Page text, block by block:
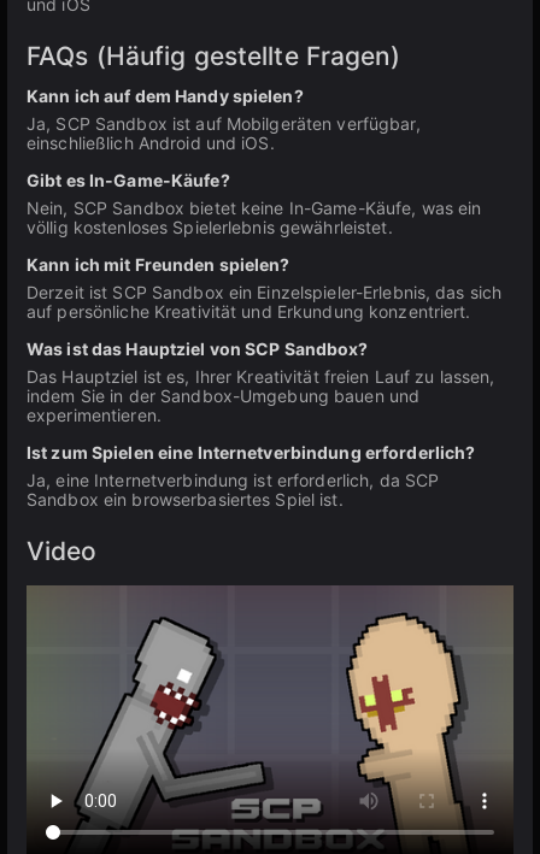
und iOS
FAQs (Häufig gestellte Fragen)
Kann ich auf dem Handy spielen?
Ja, SCP Sandbox ist auf Mobilgeräten verfügbar,
einschließlich Android und iOS.
Gibt es In-Game-Käufe?
Nein, SCP Sandbox bietet keine In-Game-Käufe, was ein
völlig kostenloses Spielerlebnis gewährleistet.
Kann ich mit Freunden spielen?
Derzeit ist SCP Sandbox ein Einzelspieler-Erlebnis, das sich
auf persönliche Kreativität und Erkundung konzentriert.
Was ist das Hauptziel von SCP Sandbox?
Das Hauptziel ist es, Ihrer Kreativität freien Lauf zu lassen,
indem Sie in der Sandbox-Umgebung bauen und
experimentieren.
Ist zum Spielen eine Internetverbindung erforderlich?
Ja, eine Internetverbindung ist erforderlich, da SCP
Sandbox ein browserbasiertes Spiel ist.
Video